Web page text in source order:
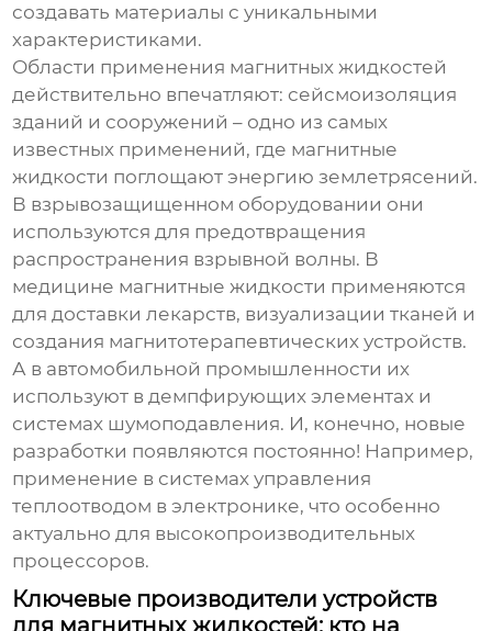
создавать материалы с уникальными
характеристиками.
Области применения магнитных жидкостей
действительно впечатляют: сейсмоизоляция
зданий и сооружений – одно из самых
известных применений, где магнитные
жидкости поглощают энергию землетрясений.
В взрывозащищенном оборудовании они
используются для предотвращения
распространения взрывной волны. В
медицине магнитные жидкости применяются
для доставки лекарств, визуализации тканей и
создания магнитотерапевтических устройств.
А в автомобильной промышленности их
используют в демпфирующих элементах и
системах шумоподавления. И, конечно, новые
разработки появляются постоянно! Например,
применение в системах управления
теплоотводом в электронике, что особенно
актуально для высокопроизводительных
процессоров.
Ключевые производители устройств
для магнитных жидкостей: кто на